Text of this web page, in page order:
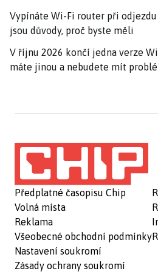
Vypínáte Wi-Fi router při odjezdu
jsou důvody, proč byste měli
V říjnu 2026 končí jedna verze
máte jinou a nebudete mít
Předplatné časopisu Chip
Volná místa
Reklama
Všeobecné obchodní podmínky
Nastavení soukromí
Zásady ochrany soukromí